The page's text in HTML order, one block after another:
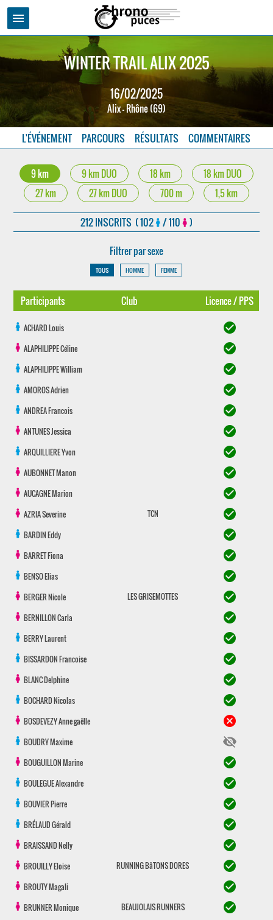
menu
WINTER TRAIL ALIX 2025
16/02/2025
Alix - Rhône (69)
L'ÉVÉNEMENT PARCOURS RÉSULTATS COMMENTAIRES
9 km 9 km DUO 18 km
18 km DUO
27 km
27 km DUO 700 m 1,5 km
212 INSCRITS ( 102 / 110 )
Filtrer par sexe
TOUS HOMME FEMME
Participants Club Licence / PPS
ACHARDLouis check_circle
ALAPHILIPPECéline check_circle
ALAPHILIPPEWilliam check_circle
AMOROSAdrien check_circle
ANDREAFrancois check_circle
ANTUNESJessica check_circle
ARQUILLIEREYvon check_circle
AUBONNETManon check_circle
AUCAGNEMarion check_circle
AZRIASeverine TCN check_circle
BARDINEddy check_circle
BARRETFiona check_circle
BENSOElias check_circle
BERGERNicole LES GRISEMOTTES check_circle
BERNILLONCarla check_circle
BERRYLaurent check_circle
BISSARDONFrancoise check_circle
BLANCDelphine check_circle
BOCHARDNicolas check_circle
BOSDEVEZYAnne gaëlle cancel
BOUDRYMaxime visibility_off
BOUGUILLONMarine check_circle
BOULEGUEAlexandre check_circle
BOUVIERPierre check_circle
BRÉLAUDGérald check_circle
BRAISSANDNelly check_circle
BROUILLYEloise RUNNING BâTONS DORES check_circle
BROUTYMagali check_circle
BRUNNERMonique BEAUJOLAIS RUNNERS check_circle